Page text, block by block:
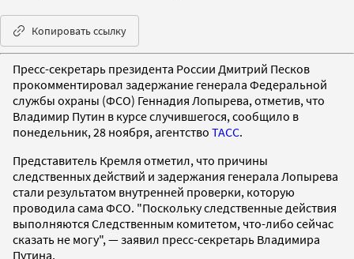
Копировать ссылку
Пресс-секретарь президента России Дмитрий Песков
прокомментировал задержание генерала Федеральной
службы охраны (ФСО) Геннадия Лопырева, отметив, что
Владимир Путин в курсе случившегося, сообщило в
понедельник, 28 ноября, агентство ТАСС.
Представитель Кремля отметил, что причины
следственных действий и задержания генерала Лопырева
стали результатом внутренней проверки, которую
проводила сама ФСО. "Поскольку следственные действия
выполняются Следственным комитетом, что-либо сейчас
сказать не могу", — заявил пресс-секретарь Владимира
Путина.